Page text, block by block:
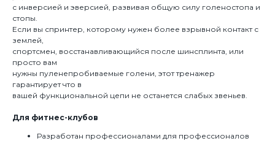
с инверсией и эверсией, развивая общую силу голеностопа и
стопы.
Если вы спринтер, которому нужен более взрывной контакт с
землей,
спортсмен, восстанавливающийся после шинсплинта, или
просто вам
нужны пуленепробиваемые голени, этот тренажер
гарантирует что в
вашей функциональной цепи не останется слабых звеньев.
Для фитнес-клубов
Разработан профессионалами для профессионалов